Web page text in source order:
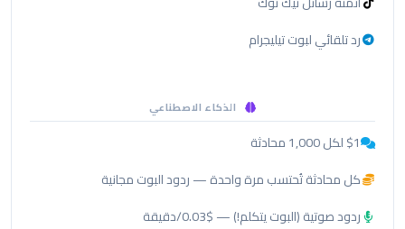
رد تلقائي لبوت تيليجرام
الذكاء الاصطناعي
$1 لكل 1,000 محادثة
كل محادثة تُحتسب مرة واحدة — ردود البوت مجانية
ردود صوتية (البوت يتكلم!) — $0.03/دقيقة